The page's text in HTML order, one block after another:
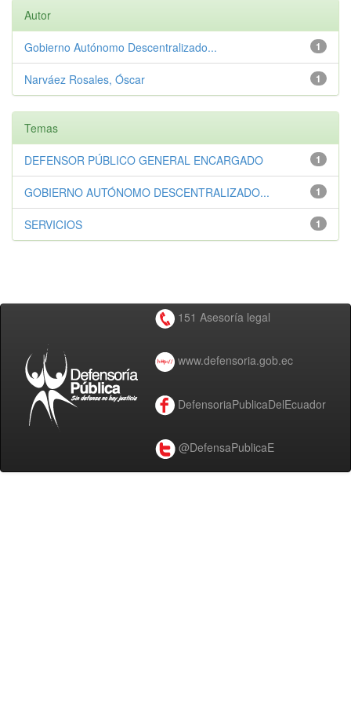
Autor
1
Gobierno Autónomo Descentralizado...
1
Narváez Rosales, Óscar
Temas
1
DEFENSOR PÚBLICO GENERAL ENCARGADO
1
GOBIERNO AUTÓNOMO DESCENTRALIZADO...
1
SERVICIOS
151 Asesoría legal
www.defensoria.gob.ec
DefensoriaPublicaDelEcuador
@DefensaPublicaE